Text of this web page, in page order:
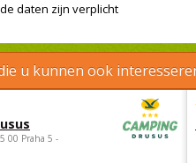
daten zijn verplicht
u kunnen ook
00 Praha 5 -